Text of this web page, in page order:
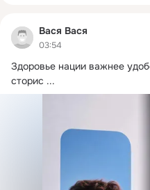
Вася Вася
03:54
Здоровье нации важнее
сторис ...